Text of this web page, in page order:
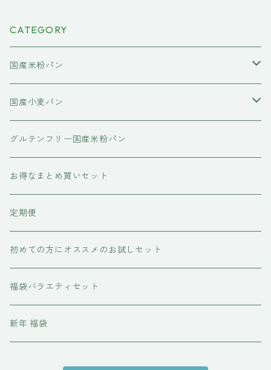
CATEGORY
国産米粉パン
国産米粉の食パン
国産米粉のコラボレーション食パン
国産米粉の菓子パン
国産小麦パン
国産小麦の食パン
国産小麦のコラボレーション食パン
グルテンフリー国産米粉パン
お得なまとめ買いセット
定期便
初めての方にオススメのお試しセット
福袋バラエティセット
新年 福袋